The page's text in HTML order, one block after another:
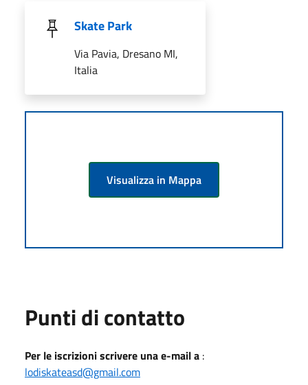
Skate Park
Via Pavia, Dresano MI,
Italia
Visualizza in Mappa
Punti di contatto
Per le iscrizioni scrivere una e-mail a :
lodiskateasd@gmail.com